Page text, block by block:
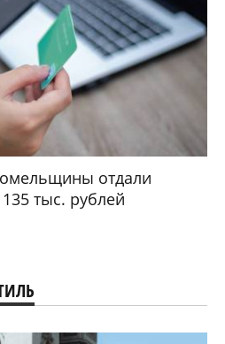
отдали
тыс. рублей